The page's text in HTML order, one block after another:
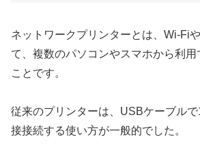
ネットワークプリンターとは、Wi-Fi
て、複数のパソコンやスマホから利
ことです。
従来のプリンターは、USBケーブル
接接続する使い方が一般的でした。